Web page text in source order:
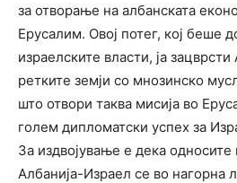
за отворање на албанската
Ерусалим. Овој потег, кој беше
израелските власти, ја
ретките земји со мнозинско
што отвори таква мисија во
голем дипломатски успех за
За издвојување е дека односите
Албанија-Израел се во нагорна